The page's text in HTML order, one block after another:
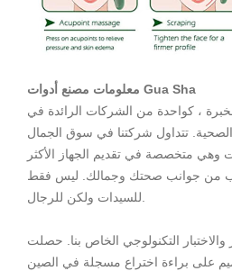
معلومات مصنع أدوات Gua Sha
عامًا من الخبرة ، كواحدة من الشركات الرائدة في
الصحية. تتداول شركتنا في سوق الجمال
وهي متخصصة في تقديم الجهاز الأكثر
جانب من جوانب صحتك وجمالك. ليس فقط
للسيدات ولكن للرجال.
والاختبار التكنولوجي الخاص بنا. حصلت